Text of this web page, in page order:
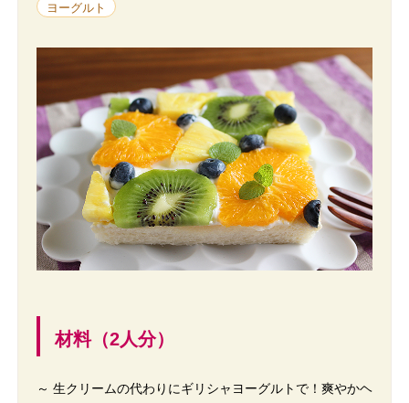
ヨーグルト
材料（2人分）
～ 生クリームの代わりにギリシャヨーグルトで！爽やかヘ